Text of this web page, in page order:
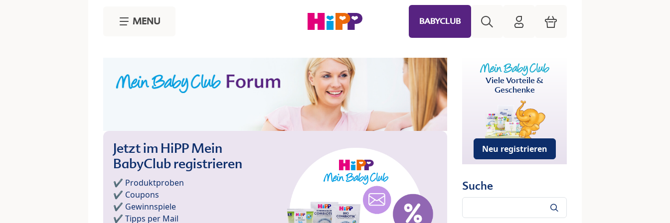
MENU BABYCLUB HiPP Mein Babyclub
Warenkorb
Jetzt im HiPP Mein
BabyClub registrieren
✔️ Produktproben
✔️ Coupons
✔️ Gewinnspiele
✔️ Tipps per Mail
Viele Vorteile &
Geschenke
Neu registrieren
Suche